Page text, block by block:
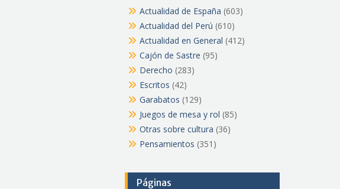
Actualidad de España (603)
Actualidad del Perú (610)
Actualidad en General (412)
Cajón de Sastre (95)
Derecho (283)
Escritos (42)
Garabatos (129)
Juegos de mesa y rol (85)
Otras sobre cultura (36)
Pensamientos (351)
Páginas